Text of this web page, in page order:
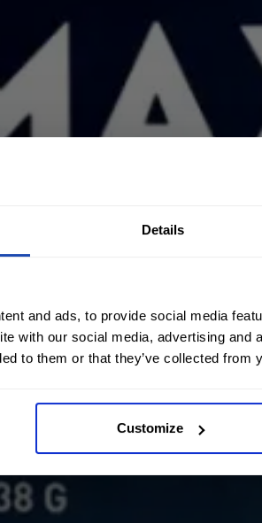
Details
and ads, to provide social media
with our social media, advertising and
to them or that they’ve collected from
Customize